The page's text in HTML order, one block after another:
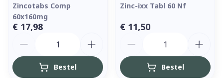
Zincotabs Comp
60x160mg
€ 17,98
Bestel
Zinc-ixx Tabl 60 Nf
€ 11,50
Bestel